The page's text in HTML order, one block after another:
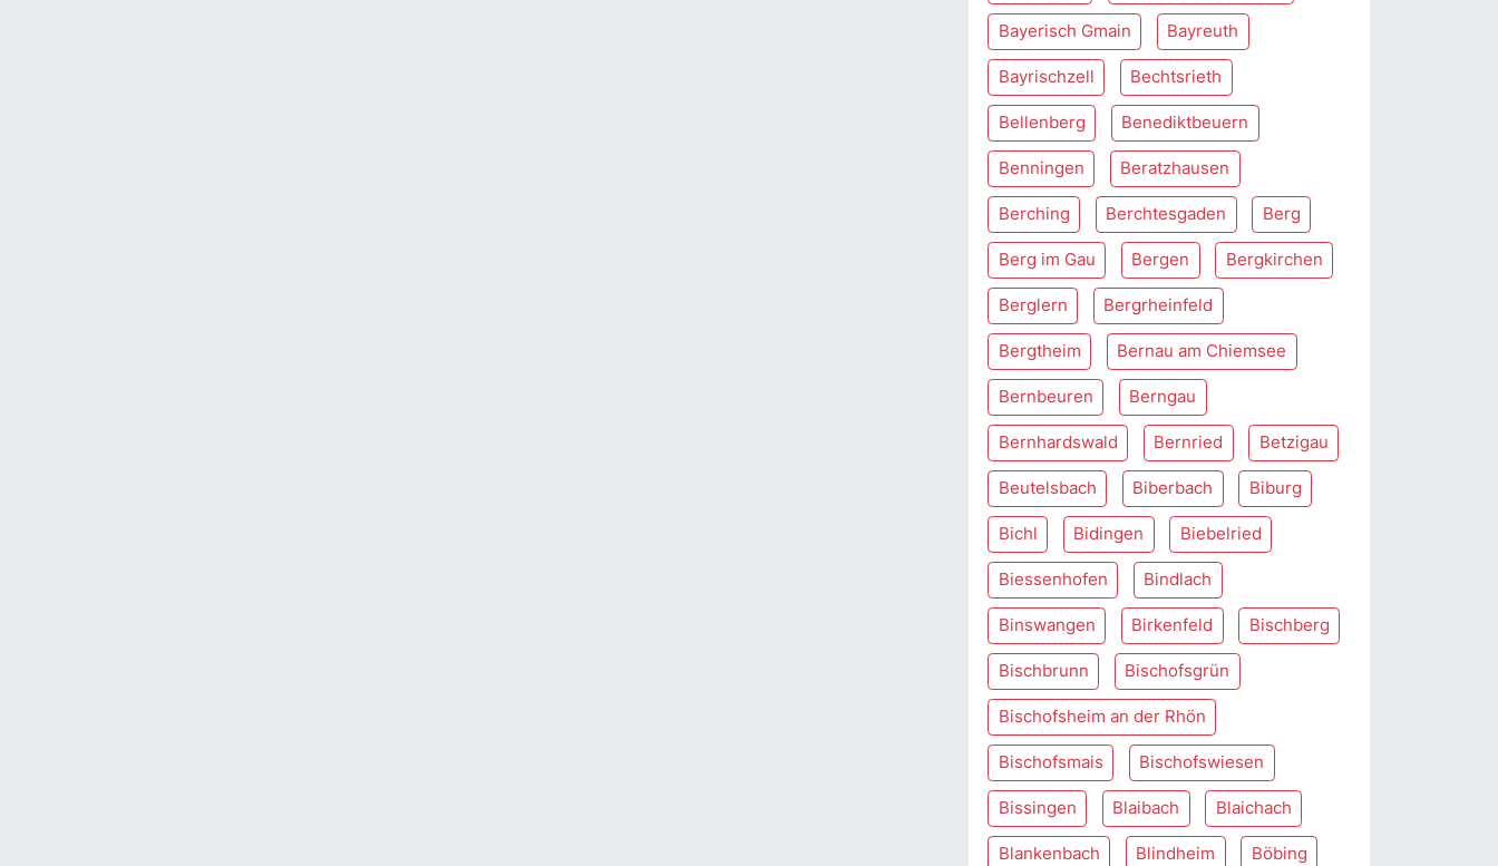
Bayerisch Gmain Bayreuth
Bayrischzell Bechtsrieth
Bellenberg Benediktbeuern
Benningen Beratzhausen
Berching Berchtesgaden Berg
Berg im Gau Bergen Bergkirchen
Berglern Bergrheinfeld
Bergtheim Bernau am Chiemsee
Bernbeuren Berngau
Bernhardswald Bernried Betzigau
Beutelsbach Biberbach Biburg
Bichl Bidingen Biebelried
Biessenhofen Bindlach
Binswangen Birkenfeld Bischberg
Bischbrunn Bischofsgrün
Bischofsheim an der Rhön
Bischofsmais Bischofswiesen
Bissingen Blaibach Blaichach
Blankenbach Blindheim Böbing